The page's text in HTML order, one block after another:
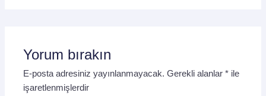
Yorum bırakın
E-posta adresiniz yayınlanmayacak. Gerekli alanlar* ile
işaretlenmişlerdir